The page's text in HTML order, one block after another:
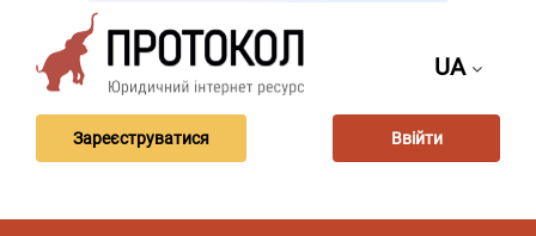
UA
Зареєструватися Ввійти